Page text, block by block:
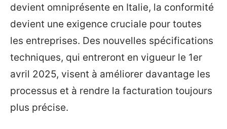
devient omniprésente en Italie, la conformité
devient une exigence cruciale pour toutes
les entreprises. Des nouvelles spécifications
techniques, qui entreront en vigueur le 1er
avril 2025, visent à améliorer davantage les
processus et à rendre la facturation toujours
plus précise.